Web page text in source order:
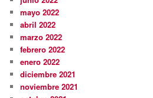
mayo 2022
abril 2022
marzo 2022
febrero 2022
enero 2022
diciembre 2021
noviembre 2021